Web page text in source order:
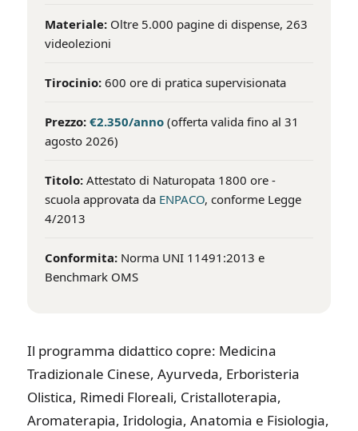
Materiale: Oltre 5.000 pagine di dispense, 263
videolezioni
Tirocinio: 600 ore di pratica supervisionata
Prezzo: €2.350/anno (offerta valida fino al 31
agosto 2026)
Titolo: Attestato di Naturopata 1800 ore -
scuola approvata da ENPACO, conforme Legge
4/2013
Conformita: Norma UNI 11491:2013 e
Benchmark OMS
Il programma didattico copre: Medicina
Tradizionale Cinese, Ayurveda, Erboristeria
Olistica, Rimedi Floreali, Cristalloterapia,
Aromaterapia, Iridologia, Anatomia e Fisiologia,